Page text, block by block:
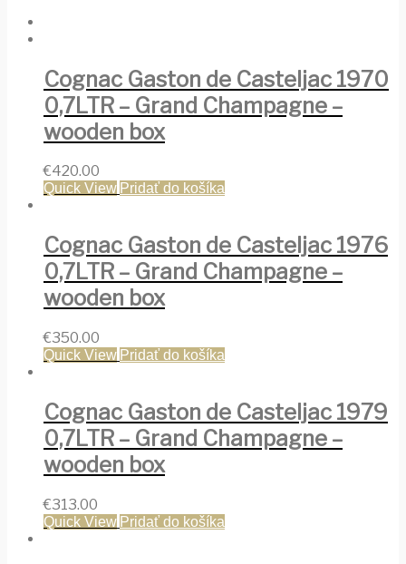
Cognac Gaston de Casteljac 1970
0,7LTR – Grand Champagne –
wooden box
€420.00
Quick View Pridať do košíka
Cognac Gaston de Casteljac 1976
0,7LTR – Grand Champagne –
wooden box
€350.00
Quick View Pridať do košíka
Cognac Gaston de Casteljac 1979
0,7LTR – Grand Champagne –
wooden box
€313.00
Quick View Pridať do košíka